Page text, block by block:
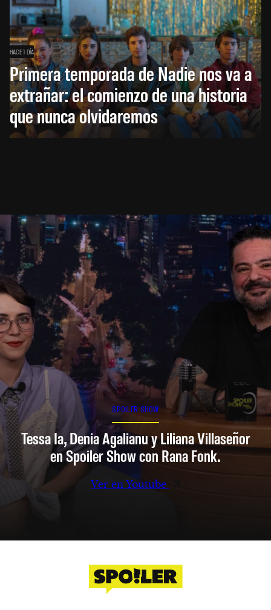
HACE 1 DÍA
Primera temporada de Nadie nos va a
extrañar: el comienzo de una historia
que nunca olvidaremos
SPOILER SHOW
Tessa Ia, Denia Agalianu y Liliana Villaseñor
en Spoiler Show con Rana Fonk.
Ver en Youtube